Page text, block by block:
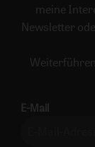
meine
Newsletter
E-Mail